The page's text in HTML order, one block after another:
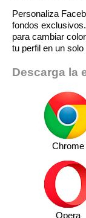
Personaliza
fondos
para cambiar
tu perfil en un solo
Descarga la
Chrome
Opera